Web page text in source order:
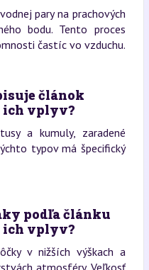
pary na prachových
bodu. Tento proces
častíc vo vzduchu.
článok
ich vplyv?
a kumuly, zaradené
typov má špecifický
podľa článku
ich vplyv?
v nižších výškach a
atmosféry. Veľkosť